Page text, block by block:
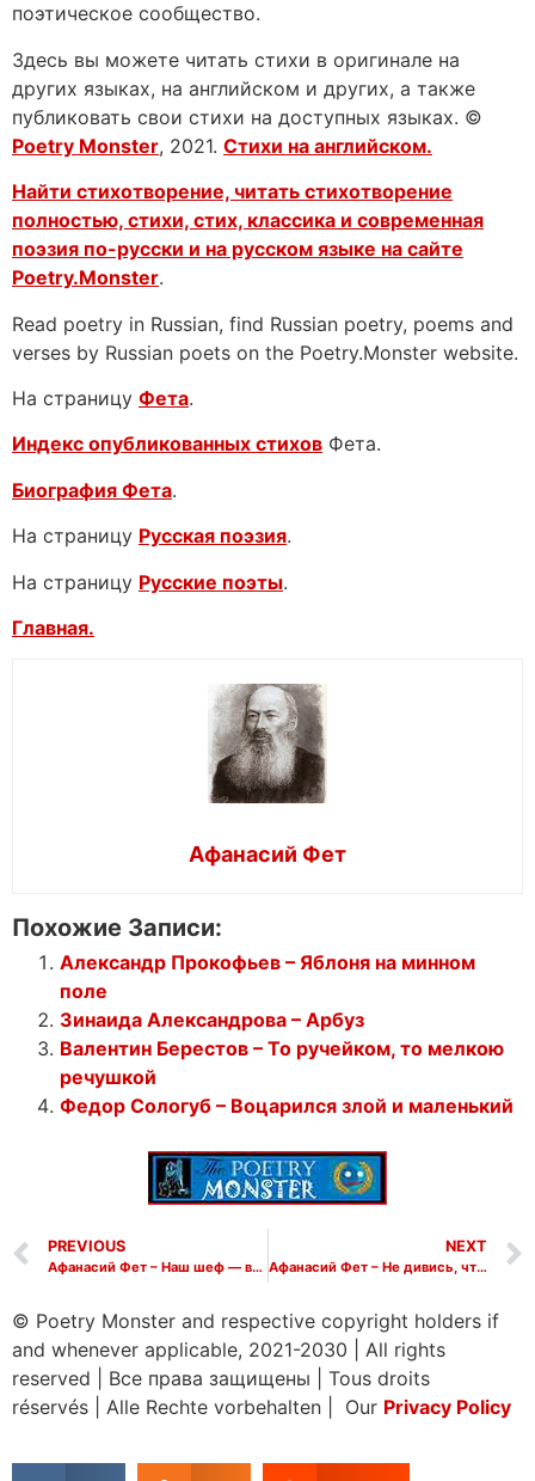
поэтическое сообщество.
Здесь вы можете читать стихи в оригинале на
других языках, на английском и других, а также
публиковать свои стихи на доступных языках. ©
Poetry Monster, 2021. Стихи на английском.
Найти стихотворение, читать стихотворение
полностью, стихи, стих, классика и современная
поэзия по-русски и на русском языке на сайте
Poetry.Monster.
Read poetry in Russian, find Russian poetry, poems and
verses by Russian poets on the Poetry.Monster website.
На страницу Фета.
Индекс опубликованных стихов Фета.
Биография Фета.
На страницу Русская поэзия.
На страницу Русские поэты.
Главная.
Афанасий Фет
Похожие Записи:
Александр Прокофьев – Яблоня на минном
поле
Зинаида Александрова – Арбуз
Валентин Берестов – То ручейком, то мелкою
речушкой
Федор Сологуб – Воцарился злой и маленький
PREVIOUS
Афанасий Фет – Наш шеф — владыка всенародный
NEXT
Афанасий Фет – Не дивись, что я черна
© Poetry Monster and respective copyright holders if
and whenever applicable, 2021-2030
All rights
reserved
Все права защищены
Tous droits
réservés
Alle Rechte vorbehalten | Our Privacy Policy